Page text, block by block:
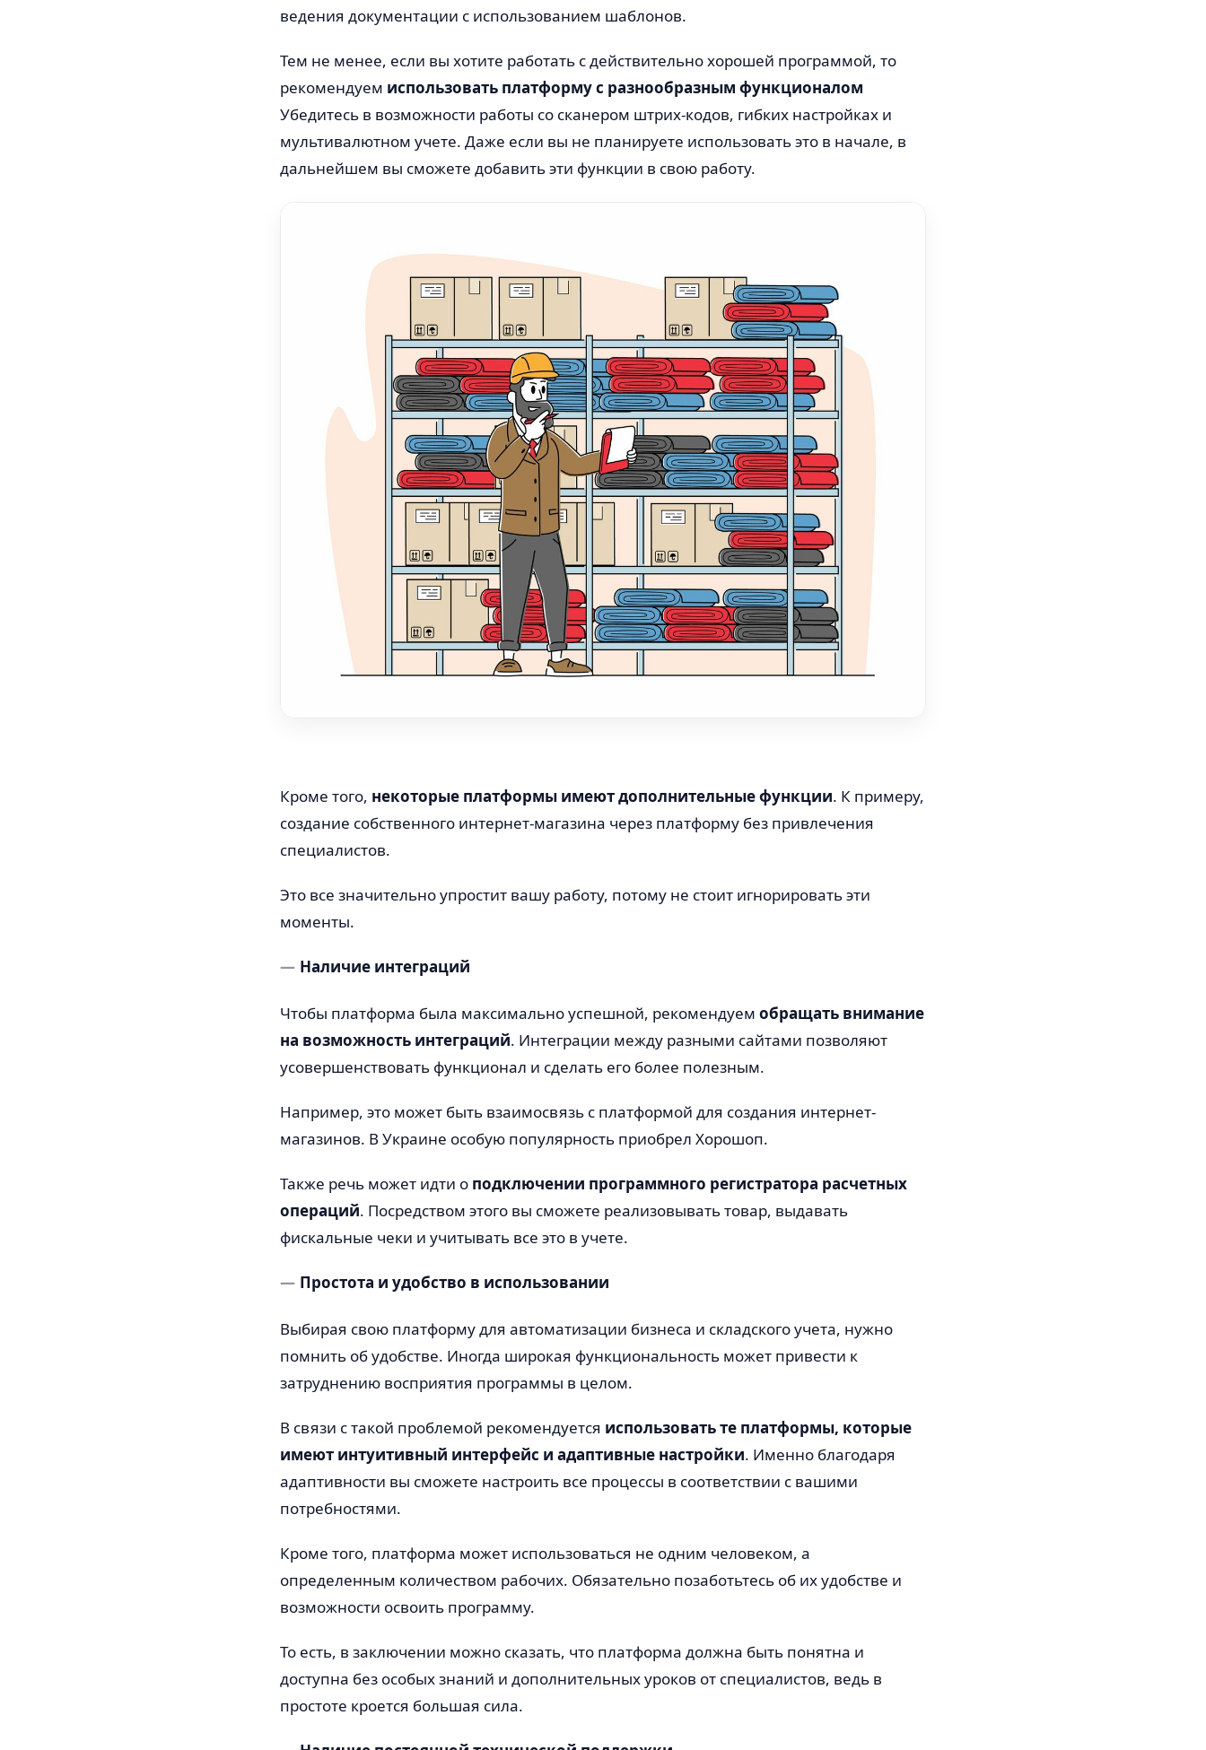
ведения документации с использованием шаблонов.
Тем не менее, если вы хотите работать с действительно хорошей программой, то
рекомендуем использовать платформу с разнообразным функционалом
Убедитесь в возможности работы со сканером штрих-кодов, гибких настройках и
мультивалютном учете. Даже если вы не планируете использовать это в начале, в
дальнейшем вы сможете добавить эти функции в свою работу.
Кроме того, некоторые платформы имеют дополнительные функции. К примеру,
создание собственного интернет-магазина через платформу без привлечения
специалистов.
Это все значительно упростит вашу работу, потому не стоит игнорировать эти
моменты.
Наличие интеграций
Чтобы платформа была максимально успешной, рекомендуем обращать внимание
на возможность интеграций. Интеграции между разными сайтами позволяют
усовершенствовать функционал и сделать его более полезным.
Например, это может быть взаимосвязь с платформой для создания интернет-
магазинов. В Украине особую популярность приобрел Хорошоп.
Также речь может идти о подключении программного регистратора расчетных
операций. Посредством этого вы сможете реализовывать товар, выдавать
фискальные чеки и учитывать все это в учете.
Простота и удобство в использовании
Выбирая свою платформу для автоматизации бизнеса и складского учета, нужно
помнить об удобстве. Иногда широкая функциональность может привести к
затруднению восприятия программы в целом.
В связи с такой проблемой рекомендуется использовать те платформы, которые
имеют интуитивный интерфейс и адаптивные настройки. Именно благодаря
адаптивности вы сможете настроить все процессы в соответствии с вашими
потребностями.
Кроме того, платформа может использоваться не одним человеком, а
определенным количеством рабочих. Обязательно позаботьтесь об их удобстве и
возможности освоить программу.
То есть, в заключении можно сказать, что платформа должна быть понятна и
доступна без особых знаний и дополнительных уроков от специалистов, ведь в
простоте кроется большая сила.